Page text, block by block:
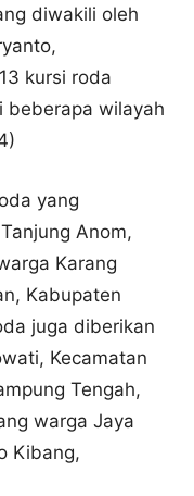
diwakili oleh
kursi roda
beberapa wilayah
yang
Anom,
Karang
Kabupaten
juga diberikan
Kecamatan
Tengah,
warga Jaya
Kibang,